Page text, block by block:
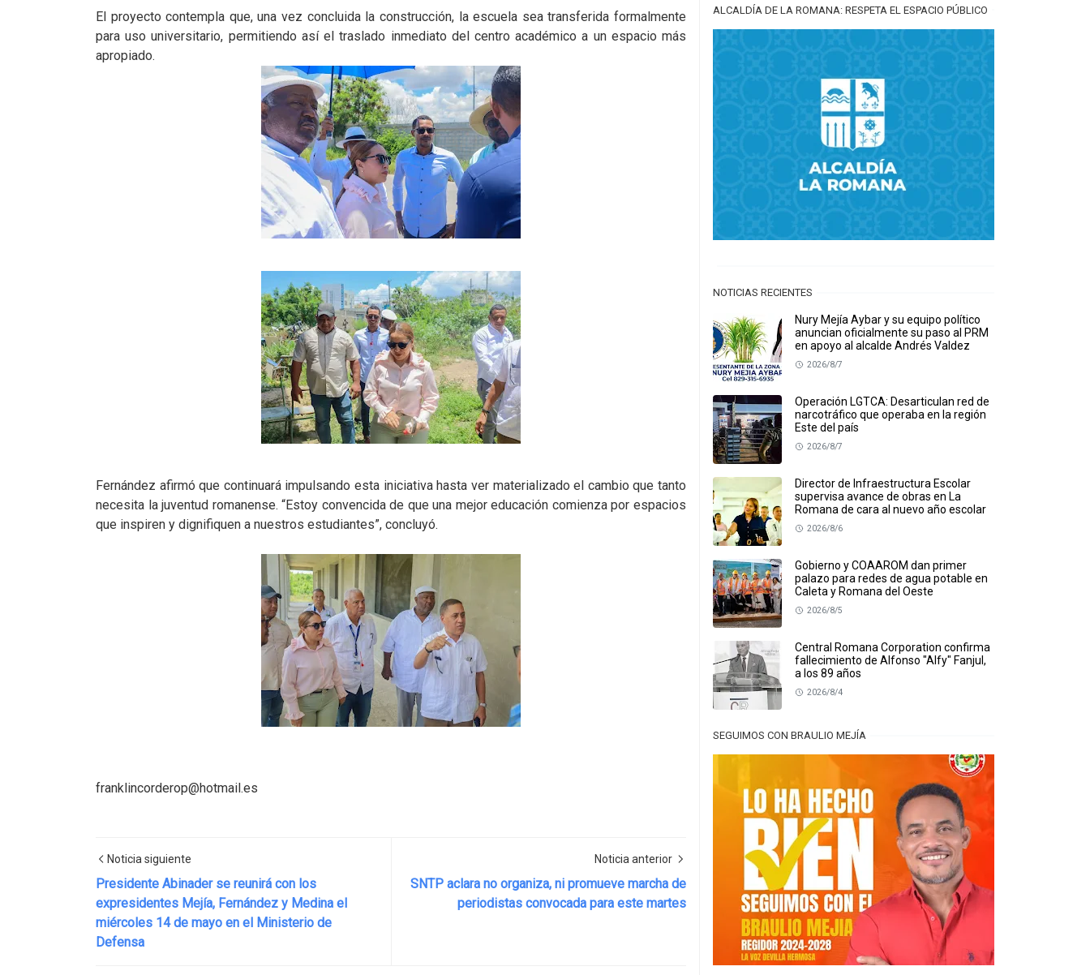
El proyecto contempla que, una vez concluida la construcción, la escuela sea transferida formalmente
para uso universitario, permitiendo así el traslado inmediato del centro académico a un espacio más
apropiado.
Fernández afirmó que continuará impulsando esta iniciativa hasta ver materializado el cambio que tanto
necesita la juventud romanense. “Estoy convencida de que una mejor educación comienza por espacios
que inspiren y dignifiquen a nuestros estudiantes”, concluyó.
franklincorderop@hotmail.es
Noticia siguiente
Presidente Abinader se reunirá con los
expresidentes Mejía, Fernández y Medina el
miércoles 14 de mayo en el Ministerio de
Defensa
Noticia anterior
SNTP aclara no organiza, ni promueve marcha de
periodistas convocada para este martes
ALCALDÍA DE LA ROMANA: RESPETA EL ESPACIO PÚBLICO
NOTICIAS RECIENTES
Nury Mejía Aybar y su equipo político
anuncian oficialmente su paso al PRM
en apoyo al alcalde Andrés Valdez
2026/8/7
Operación LGTCA: Desarticulan red de
narcotráfico que operaba en la región
Este del país
2026/8/7
Director de Infraestructura Escolar
supervisa avance de obras en La
Romana de cara al nuevo año escolar
2026/8/6
Gobierno y COAAROM dan primer
palazo para redes de agua potable en
Caleta y Romana del Oeste
2026/8/5
Central Romana Corporation confirma
fallecimiento de Alfonso "Alfy" Fanjul,
a los 89 años
2026/8/4
SEGUIMOS CON BRAULIO MEJÍA